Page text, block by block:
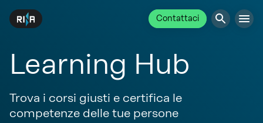
Contattaci
Learning Hub
Trova i corsi giusti e certifica le
competenze delle tue persone